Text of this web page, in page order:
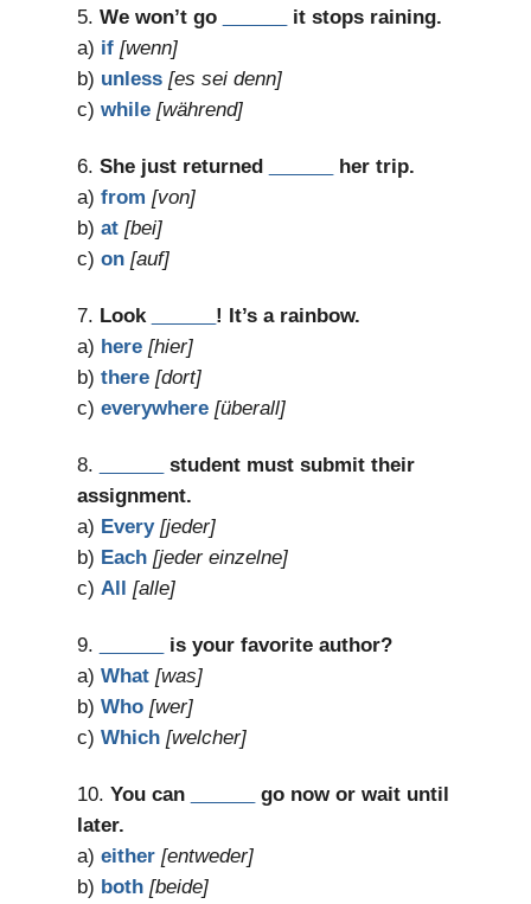
5. We won’t go
it stops raining.
a) if [wenn]
b) unless [es sei denn]
c) while [während]
6. She just returned
her trip.
a) from [von]
b) at [bei]
c) on [auf]
7. Look
! It’s a rainbow.
a) here [hier]
b) there [dort]
c) everywhere [überall]
8.
student must submit their
assignment.
a) Every [jeder]
b) Each [jeder einzelne]
c) All [alle]
9.
is your favorite author?
a) What [was]
b) Who [wer]
c) Which [welcher]
10. You can
go now or wait until
later.
a) either [entweder]
b) both [beide]